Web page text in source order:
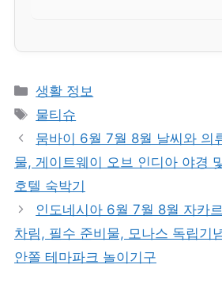
카
테
리
생활 정보
태
그
물티슈
뭄바이 6월 7월 8월 날씨와 의
물, 게이트웨이 오브 인디아 야경
호텔 숙박기
인도네시아 6월 7월 8월 자카
차림, 필수 준비물, 모나스 독립기
안쫄 테마파크 놀이기구